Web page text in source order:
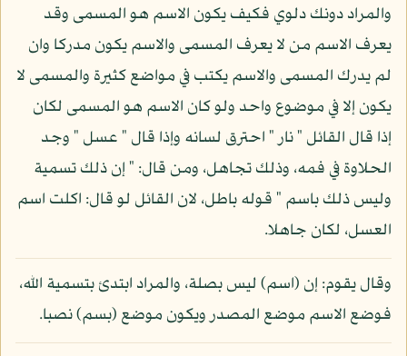
والمراد دونك دلوي فكيف يكون الاسم هو المسمى وقد
يعرف الاسم من لا يعرف المسمى والاسم يكون مدركا وان
لم يدرك المسمى والاسم يكتب في مواضع كثيرة والمسمى لا
يكون إلا في موضوع واحد ولو كان الاسم هو المسمى لكان
إذا قال القائل " نار " احترق لسانه وإذا قال " عسل " وجد
الحلاوة في فمه، وذلك تجاهل، ومن قال: " إن ذلك تسمية
وليس ذلك باسم " قوله باطل، لان القائل لو قال: اكلت اسم
العسل، لكان جاهلا.
وقال يقوم: إن (اسم) ليس بصلة، والمراد ابتدئ بتسمية الله،
فوضع الاسم موضع المصدر ويكون موضع (بسم) نصبا.